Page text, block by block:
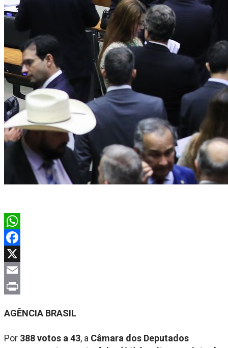
WhatsApp
Facebook
X
Email
AGÊNCIA BRASIL
Por 388 votos a 43, a Câmara dos Deputados